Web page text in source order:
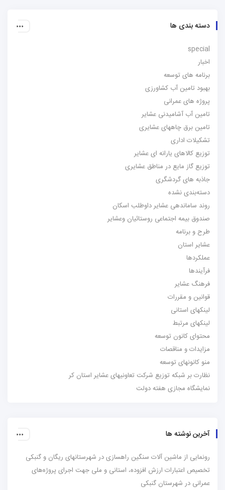
دسته بندی ها
special
اخبار
برنامه های توسعه
بهبود تامین آب کشاورزی
پروژه های عمرانی
تامین آب آشامیدنی عشایر
تامین برق چاههای عشایری
تشکیلات اداری
توزیع کالاهای یارانه ای عشایر
توزیع گاز مایع در مناطق عشایری
جاذبه های گردشگری
دسته‌بندی نشده
روند ساماندهی عشایر داوطلب اسکان
صندوق بیمه اجتماعی روستائیان وعشایر
طرح و برنامه
عشایر استان
عملکردها
فرآیندها
فرهنگ عشایر
قوانین و مقررات
لینکهای استانی
لینکهای مرتبط
محتوای کانون توسعه
مزایدات و مناقصات
منو کانونهای توسعه
نظارت بر شبکه توزیع شرکت تعاونیهای عشایر استان کر
نمایشگاه مجازی هفته دولت
آخرین نوشته ها
رونمایی از ماشین آلات سنگین راهسازی در شهرستانهای ریگان و گنبکی
تخصیص اعتبارات ارزش افزوده، استانی و ملی جهت اجرای پروژه‌های
عمرانی در شهرستان گنبکی